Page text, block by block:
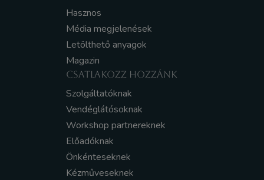
Hasznos
Média megjelenések
Letölthető anyagok
Magazin
CSATLAKOZZ HOZZÁNK
Szolgáltatóknak
Vendéglátósoknak
Workshop partnereknek
Előadóknak
Önkénteseknek
Kézműveseknek